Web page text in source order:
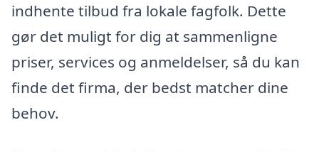
indhente tilbud fra lokale fagfolk. Dette
gør det muligt for dig at sammenligne
priser, services og anmeldelser, så du kan
finde det firma, der bedst matcher dine
behov.